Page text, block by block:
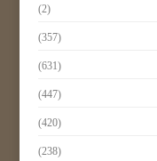
(2)
(357)
(631)
(447)
(420)
(238)